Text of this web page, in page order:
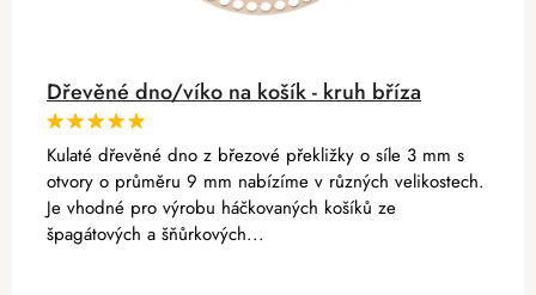
Dřevěné dno/víko na košík - kruh bříza
Kulaté dřevěné dno z březové překližky o síle 3 mm s
otvory o průměru 9 mm nabízíme v různých velikostech.
Je vhodné pro výrobu háčkovaných košíků ze
špagátových a šňůrkových...